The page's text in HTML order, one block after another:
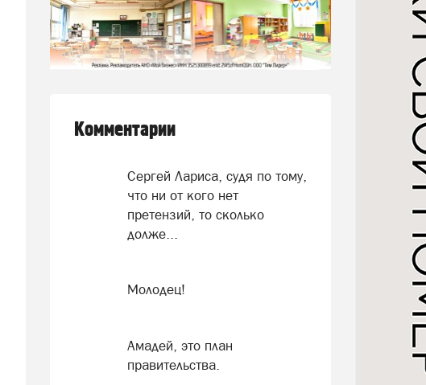
Комментарии
Сергей Лариса, судя по тому,
что ни от кого нет
претензий, то сколько
долже...
Молодец!
Амадей, это план
правительства.